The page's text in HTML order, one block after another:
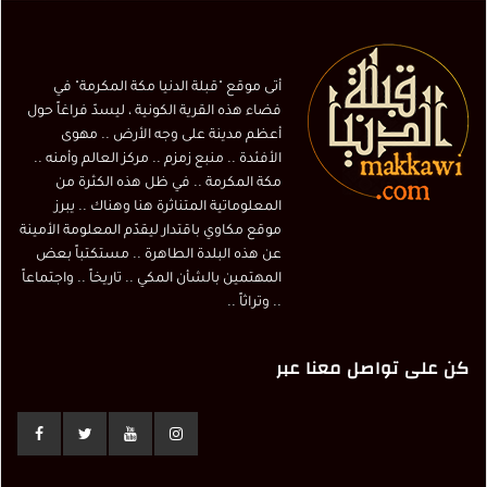
أتى موقع "قبلة الدنيا مكة المكرمة" في
فضاء هذه القرية الكونية ، ليسدّ فراغاً حول
أعظم مدينة على وجه الأرض .. مهوى
الأفئدة .. منبع زمزم .. مركز العالم وأمنه ..
مكة المكرمة .. في ظل هذه الكثرة من
المعلوماتية المتناثرة هنا وهناك .. يبرز
موقع مكاوي باقتدار ليقدّم المعلومة الأمينة
عن هذه البلدة الطاهرة .. مستكتباً بعض
المهتمين بالشأن المكي .. تاريخاً .. واجتماعاً
.. وتراثاً ..
كن على تواصل معنا عبر